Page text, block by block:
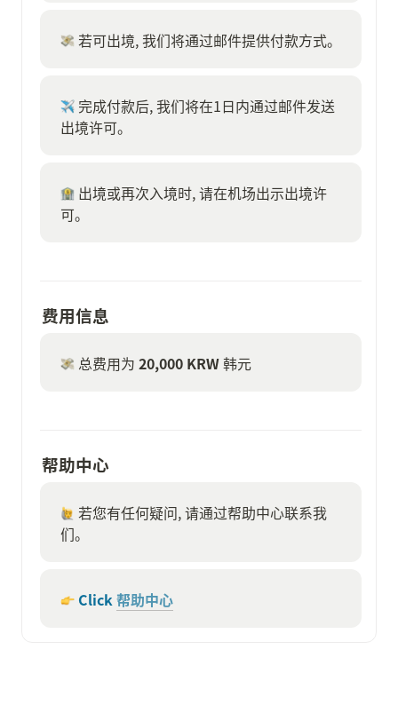
若可出境, 我们将通过邮件提供付款方式。
完成付款后, 我们将在1日内通过邮件发送
出境许可。
出境或再次入境时, 请在机场出示出境许
可。
费用信息
总费用为 20,000 KRW 韩元
帮助中心
若您有任何疑问, 请通过帮助中心联系我
们。
Click 帮助中心